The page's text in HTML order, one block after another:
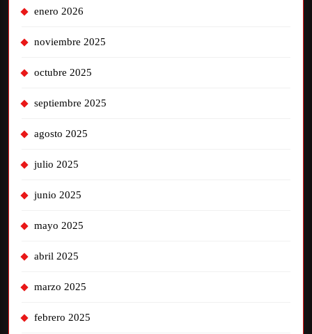
enero 2026
noviembre 2025
octubre 2025
septiembre 2025
agosto 2025
julio 2025
junio 2025
mayo 2025
abril 2025
marzo 2025
febrero 2025